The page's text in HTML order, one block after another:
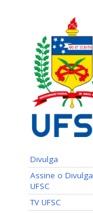
Divulga
Assine o Divulga
UFSC
TV UFSC